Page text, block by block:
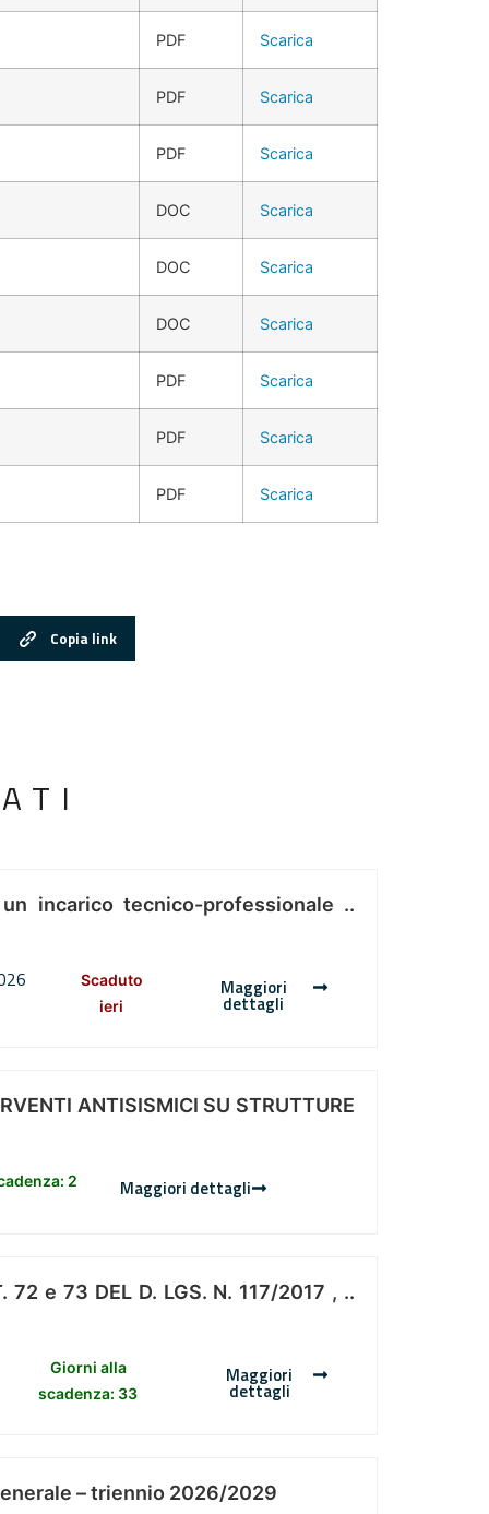
PDF Scarica
PDF Scarica
PDF Scarica
DOC Scarica
DOC Scarica
DOC Scarica
PDF Scarica
PDF Scarica
PDF Scarica
Copia link
incarico tecnico-professionale ..
Scaduto
ieri
Maggiori
dettagli
ANTISISMICI SU STRUTTURE
2 Maggiori dettagli
72 e 73 DEL D. LGS. N. 117/2017 , ..
Giorni alla
scadenza: 33
Maggiori
dettagli
– triennio 2026/2029